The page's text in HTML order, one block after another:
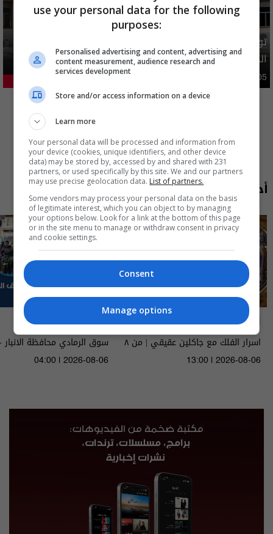
توضيح رسمي بشأن إلغاء شمول فئات من المستفيدين بإعانة
الحماية الاجتماعية
05:43 | 2026-08-05
المزيد
أحدث الحلقات
أسرار الفلك
اسرار الفلك مع جاكلين عقيقي | من ٨
الى ١٤ آب ٢٠٢٦ | 2026
13:00 | 2026-08-06
ناس وناس
سوق الرمادي محافظة الانبار
٩٥ | الموسم 9
04:00 | 2026-08-06
use your personal data for the following
purposes:
Personalised advertising and content, advertising and
content measurement, audience research and
services development
Store and/or access information on a device
Learn more
Your personal data will be processed and information from
your device (cookies, unique identifiers, and other device
data) may be stored by, accessed by and shared with 231
partners, or used specifically by this site. We and our partners
may use precise geolocation data. List of partners.
Some vendors may process your personal data on the basis
of legitimate interest, which you can object to by managing
your options below. Look for a link at the bottom of this page
or in the site menu to manage or withdraw consent in privacy
and cookie settings.
Consent
Manage options